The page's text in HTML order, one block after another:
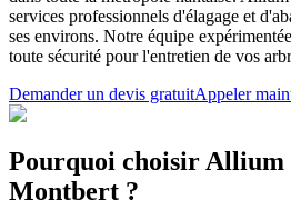
services professionnels d'élagage et
ses environs. Notre équipe
toute sécurité pour l'entretien de vos
Demander un devis gratuitAppeler
Pourquoi choisir Allium
Montbert ?